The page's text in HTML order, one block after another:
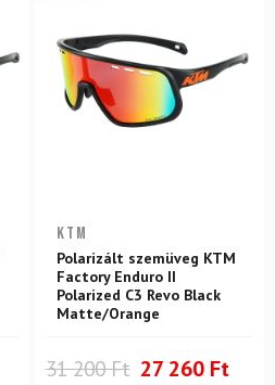
KTM
Polarizált szemüveg KTM
Factory Enduro II
Polarized C3 Revo Black
Matte/Orange
31 200 Ft 27 260 Ft